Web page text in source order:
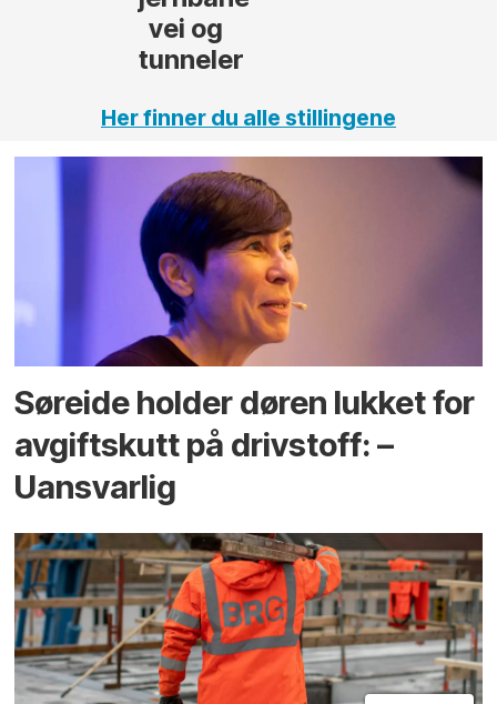
Her finner du alle stillingene
Søreide holder døren lukket for
avgiftskutt på drivstoff: –
Uansvarlig